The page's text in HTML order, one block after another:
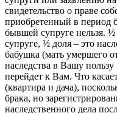
свидетельство о праве
приобретенный в период
бывшей супруге нельзя.
супруге, ½ доля – это
бабушка (мать умершего
наследства в Вашу
перейдет к Вам. Что
(квартира и дача),
брака, но
наследственного дела